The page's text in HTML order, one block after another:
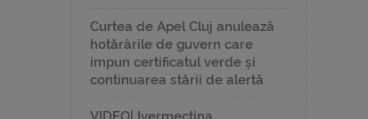
Curtea de Apel Cluj anulează
hotărârile de guvern care
impun certificatul verde și
continuarea stării de alertă